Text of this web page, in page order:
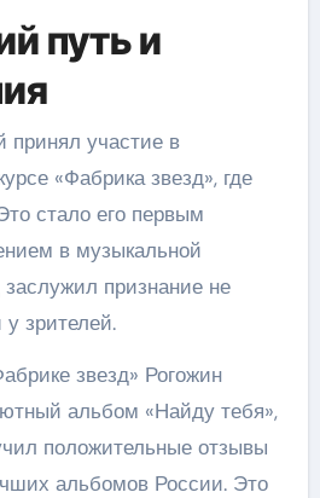
путь и
принял участие в
«Фабрика звезд», где
стало его первым
в музыкальной
признание не
зрителей.
звезд» Рогожин
альбом «Найду тебя»,
положительные отзывы
альбомов России. Это